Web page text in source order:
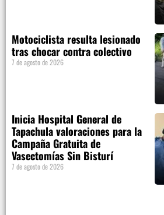
Motociclista resulta lesionado
tras chocar contra colectivo
7 de agosto de 2026
Inicia Hospital General de
Tapachula valoraciones para la
Campaña Gratuita de
Vasectomías Sin Bisturí
7 de agosto de 2026